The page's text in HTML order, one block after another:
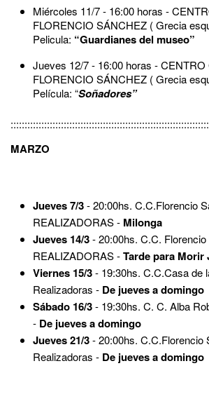
Miércoles 11/7 - 16:00 horas -
FLORENCIO SÁNCHEZ ( Grecia
Pelicula: “Guardianes del museo”
Jueves 12/7 - 16:00 horas - CENTRO
FLORENCIO SÁNCHEZ ( Grecia
Película: “Soñadores”
MARZO
Jueves 7/3- 20:00hs. C.C.Florencio
REALIZADORAS - Milonga
Jueves 14/3- 20:00hs. C.C.
REALIZADORAS -Tarde para Morir
Viernes 15/3- 19:30hs. C.C.Casa de
Realizadoras - De jueves a domingo
Sábado 16/3- 19:30hs. C. C. Alba
- De jueves a domingo
Jueves 21/3- 20:00hs. C.C.Florencio
Realizadoras - De jueves a domingo